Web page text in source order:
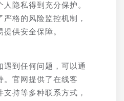
隐私得到充分保护。
格的风险监控机制，
供安全保障。
遇到任何问题，可以通
。官网提供了在线客
持等多种联系方式，